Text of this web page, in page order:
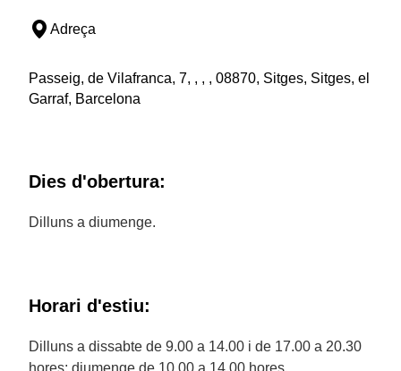
Adreça
Passeig, de Vilafranca, 7, , , , 08870, Sitges, Sitges, el
Garraf, Barcelona
Dies d'obertura:
Dilluns a diumenge.
Horari d'estiu:
Dilluns a dissabte de 9.00 a 14.00 i de 17.00 a 20.30
hores; diumenge de 10.00 a 14.00 hores.